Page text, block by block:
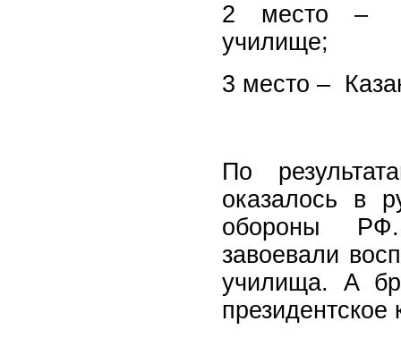
2 место –
училище;
3 место –
По
оказалось в
обороны РФ.
завоевали
училища. А